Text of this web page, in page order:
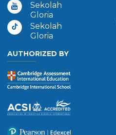
Sekolah
Gloria
Sekolah
Gloria
AUTHORIZED BY